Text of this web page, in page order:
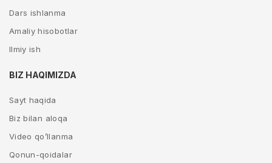
Dars ishlanma
Amaliy hisobotlar
Ilmiy ish
BIZ HAQIMIZDA
Sayt haqida
Biz bilan aloqa
Video qo’llanma
Qonun-qoidalar